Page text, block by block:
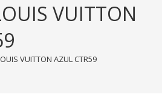
VUITTON
VUITTON AZUL CTR59